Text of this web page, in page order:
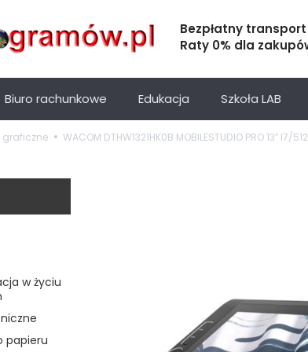
Bezpłatny
Raty 0% dla
Biuro rachunkowe Edukacja Szkoła LAB
graficzne WACOM DTHW1321HK0B MOBILESTUDIO PRO 13″ I7/
w życiu
papieru